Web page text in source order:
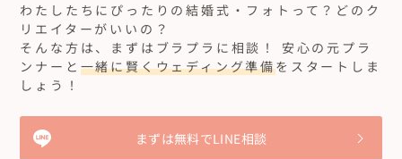
わたしたちにぴったりの結婚式・フォトって？どのク
リエイターがいいの？
そんな方は、まずはブラプラに相談！ 安心の元プラ
ンナーと 一緒に賢くウェディング準備をスタートしま
しょう！
まずは無料でLINE相談